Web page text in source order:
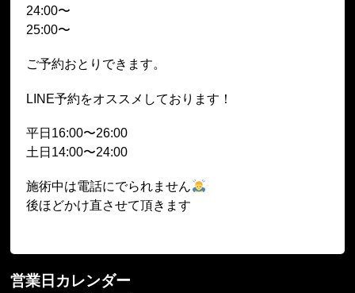
24:00〜
25:00〜
ご予約おとりできます。
LINE予約をオススメしております！
平日16:00〜26:00
土日14:00〜24:00
施術中は電話にでられません
後ほどかけ直させて頂きます
営業日カレンダー